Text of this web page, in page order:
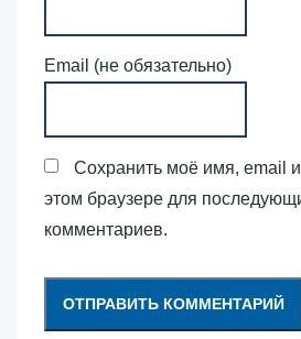
Email (не обязательно)
Сохранить моё имя, email
этом браузере для
комментариев.